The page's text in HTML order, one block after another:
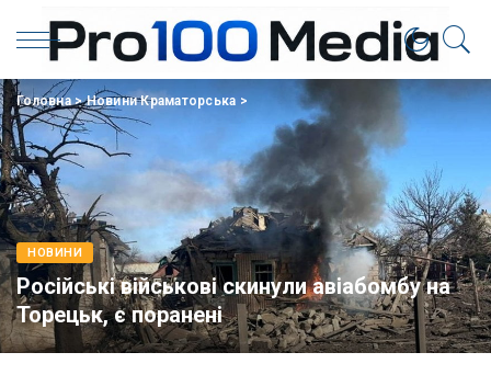
Головна>Новини Краматорська >
НОВИНИ
Російські військові скинули авіабомбу на
Торецьк, є поранені